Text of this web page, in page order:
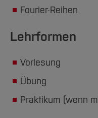
Forschung und
Team
Service
Studiengänge
Aktuelles
Fachgruppen
Forschung und
Team
Amtliche
BO Shop
Vertretungen
International
Medienzentrum
qed-Stiftung
Zentrale
Fourier-Reihen
Lehrformen
Vorlesung
Übung
Praktikum (wenn